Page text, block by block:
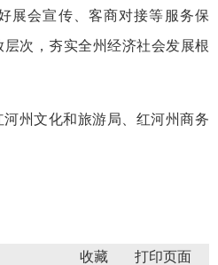
展会宣传、客商对接等服务保
次，夯实全州经济社会发展根
州文化和旅游局、红河州商务
收藏